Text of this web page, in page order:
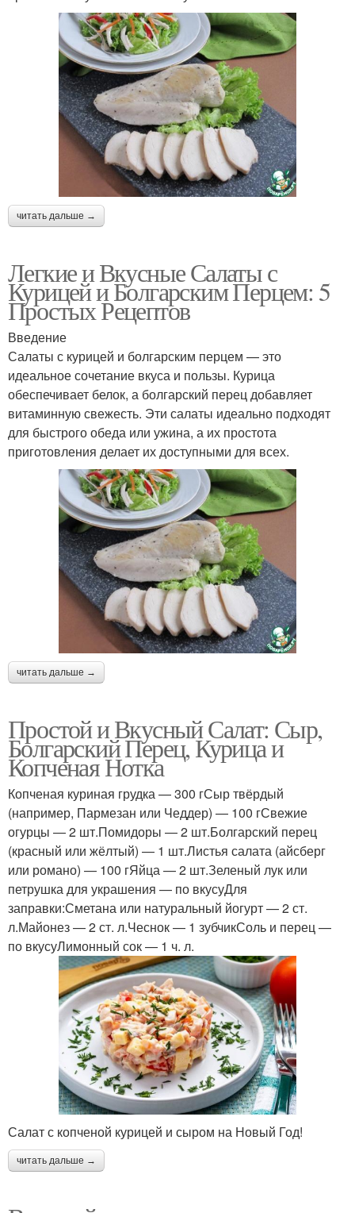
читать дальше →
Легкие и Вкусные Салаты с
Курицей и Болгарским Перцем: 5
Простых Рецептов
Введение
Салаты с курицей и болгарским перцем — это
идеальное сочетание вкуса и пользы. Курица
обеспечивает белок, а болгарский перец добавляет
витаминную свежесть. Эти салаты идеально подходят
для быстрого обеда или ужина, а их простота
приготовления делает их доступными для всех.
читать дальше →
Простой и Вкусный Салат: Сыр,
Болгарский Перец, Курица и
Копченая Нотка
Копченая куриная грудка — 300 гСыр твёрдый
(например, Пармезан или Чеддер) — 100 гСвежие
огурцы — 2 шт.Помидоры — 2 шт.Болгарский перец
(красный или жёлтый) — 1 шт.Листья салата (айсберг
или романо) — 100 гЯйца — 2 шт.Зеленый лук или
петрушка для украшения — по вкусуДля
заправки:Сметана или натуральный йогурт — 2 ст.
л.Майонез — 2 ст. л.Чеснок — 1 зубчикСоль и перец —
по вкусуЛимонный сок — 1 ч. л.
Салат с копченой курицей и сыром на Новый Год!
читать дальше →